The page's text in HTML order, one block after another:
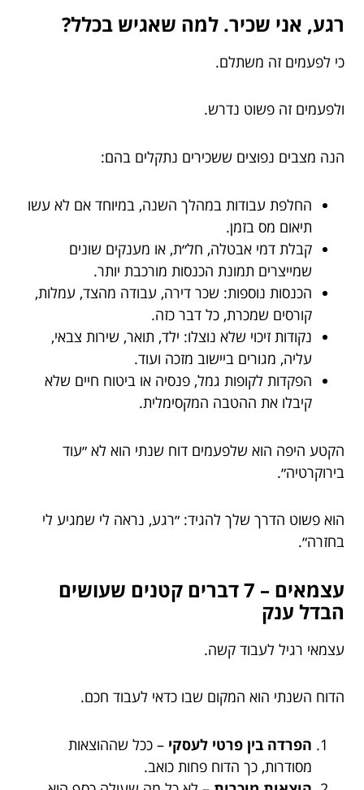
רגע, אני שכיר. למה שאגיש בכלל?
כי לפעמים זה משתלם.
ולפעמים זה פשוט נדרש.
הנה מצבים נפוצים ששכירים נתקלים בהם:
החלפת עבודות במהלך השנה, במיוחד אם לא עשו
תיאום מס בזמן.
קבלת דמי אבטלה, חל״ת, או מענקים שונים
שמייצרים תמונת הכנסות מורכבת יותר.
הכנסות נוספות: שכר דירה, עבודה מהצד, עמלות,
קורסים שמכרת, כל דבר כזה.
נקודות זיכוי שלא נוצלו: ילד, תואר, שירות צבאי,
עליה, מגורים ביישוב מזכה ועוד.
הפקדות לקופות גמל, פנסיה או ביטוח חיים שלא
קיבלו את ההטבה המקסימלית.
הקטע היפה הוא שלפעמים דוח שנתי הוא לא ״עוד
בירוקרטיה״.
הוא פשוט הדרך שלך להגיד: ״רגע, נראה לי שמגיע לי
בחזרה״.
עצמאים – 7 דברים קטנים שעושים
הבדל ענק
עצמאי רגיל לעבוד קשה.
הדוח השנתי הוא המקום שבו כדאי לעבוד חכם.
הפרדה בין פרטי לעסקי – ככל שההוצאות
מסודרות, כך הדוח פחות כואב.